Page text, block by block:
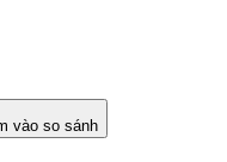
vào so sánh